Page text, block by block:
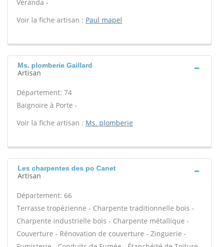
Véranda -
Voir la fiche artisan : Paul mapel
Ms. plomberie Gaillard
Artisan
Département: 74
Baignoire à Porte -
Voir la fiche artisan : Ms. plomberie
Les charpentes des po Canet
Artisan
Département: 66
Terrasse tropézienne - Charpente traditionnelle bois -
Charpente industrielle bois - Charpente métallique -
Couverture - Rénovation de couverture - Zinguerie -